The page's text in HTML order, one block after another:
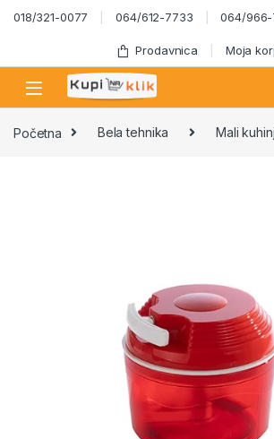
Skip to navigation
Skip to content
018/321-0077 064/612-7733 064/
Prodavnica Moja
Početna Bela tehnika Mali